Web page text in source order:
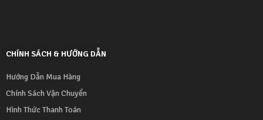
CHÍNH SÁCH & HƯỚNG DẪN
Hướng Dẫn Mua Hàng
Chính Sách Vận Chuyển
Hình Thức Thanh Toán